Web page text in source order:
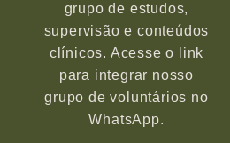
grupo de estudos,
supervisão e conteúdos
clínicos. Acesse o link
para integrar nosso
grupo de voluntários no
WhatsApp.